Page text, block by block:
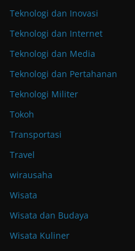
Teknologi dan Inovasi
Teknologi dan Internet
Teknologi dan Media
Teknologi dan Pertahanan
Teknologi Militer
Tokoh
Transportasi
Travel
wirausaha
Wisata
Wisata dan Budaya
Wisata Kuliner